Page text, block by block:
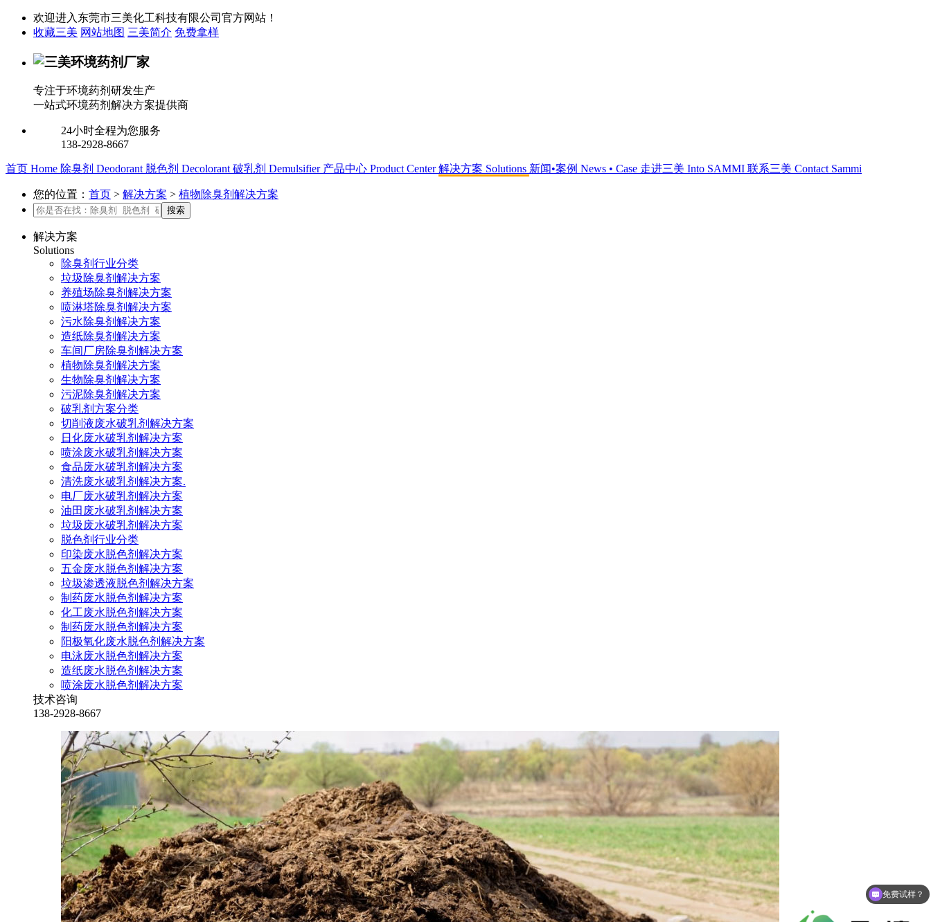
欢迎进入东莞市三美化工科技有限公司官方网站！
收藏三美 网站地图 三美简介 免费拿样
专注于环境药剂研发生产
一站式环境药剂解决方案提供商
24小时全程为您服务
138-2928-8667
首页 Home 除臭剂 Deodorant 脱色剂 Decolorant 破乳剂 Demulsifier 产品中心 Product Center 解决方案 Solutions 新闻•案例 News • Case 走进三美 Into SAMMI 联系三美 Contact Sammi
您的位置： 首页 > 解决方案 > 植物除臭剂解决方案
解决方案
Solutions
除臭剂行业分类
垃圾除臭剂解决方案
养殖场除臭剂解决方案
喷淋塔除臭剂解决方案
污水除臭剂解决方案
造纸除臭剂解决方案
车间厂房除臭剂解决方案
植物除臭剂解决方案
生物除臭剂解决方案
污泥除臭剂解决方案
破乳剂方案分类
切削液废水破乳剂解决方案
日化废水破乳剂解决方案
喷涂废水破乳剂解决方案
食品废水破乳剂解决方案
清洗废水破乳剂解决方案.
电厂废水破乳剂解决方案
油田废水破乳剂解决方案
垃圾废水破乳剂解决方案
脱色剂行业分类
印染废水脱色剂解决方案
五金废水脱色剂解决方案
垃圾渗透液脱色剂解决方案
制药废水脱色剂解决方案
化工废水脱色剂解决方案
制药废水脱色剂解决方案
阳极氧化废水脱色剂解决方案
电泳废水脱色剂解决方案
造纸废水脱色剂解决方案
喷涂废水脱色剂解决方案
技术咨询
138-2928-8667
产品报价？